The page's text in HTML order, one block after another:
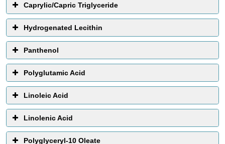
Caprylic/Capric Triglyceride
Hydrogenated Lecithin
Panthenol
Polyglutamic Acid
Linoleic Acid
Linolenic Acid
Polyglyceryl-10 Oleate